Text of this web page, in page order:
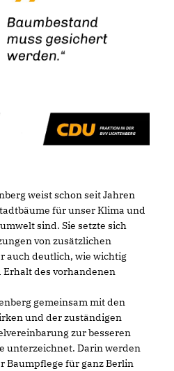
weist schon seit Jahren
für unser Klima und
sind. Sie setzte sich
von zusätzlichen
auch deutlich, wie wichtig
des vorhandenen
gemeinsam mit den
und der zuständigen
zur besseren
unterzeichnet. Darin werden
Baumpflege für ganz Berlin